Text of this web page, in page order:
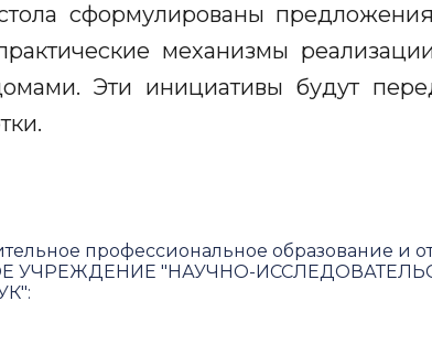
сформулированы
механизмы
Эти инициативы будут
профессиональное образование и
"НАУЧНО-
: